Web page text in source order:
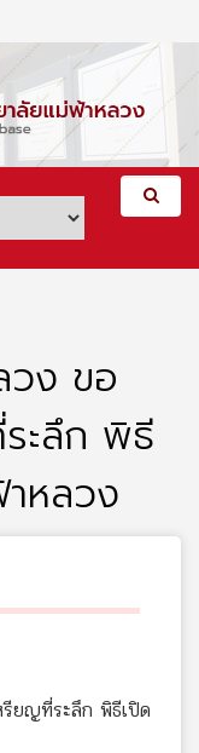
วง ขอ
ะลึก พิธี
หลวง
ยญที่ระลึก พิธีเปิด